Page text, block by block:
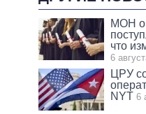
МОН
что
6
ЦРУ
NYT 6